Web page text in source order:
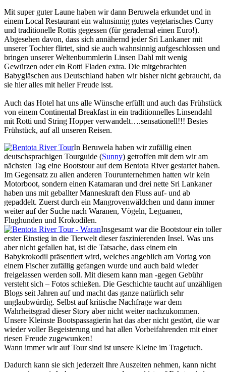
Mit super guter Laune haben wir dann Beruwela erkundet und in
einem Local Restaurant ein wahnsinnig gutes vegetarisches Curry
und traditionelle Rottis gegessen (für gerademal einen Euro!).
Abgesehen davon, dass sich annähernd jeder Sri Lankaner mit
unserer Tochter flirtet, sind sie auch wahnsinnig aufgeschlossen und
bringen unserer Weltenbummlerin Linsen Dahl mit wenig
Gewürzen oder ein Rotti Fladen extra. Die mitgebrachten
Babygläschen aus Deutschland haben wir bisher nicht gebraucht, da
sie hier alles mit heller Freude isst.
Auch das Hotel hat uns alle Wünsche erfüllt und auch das Frühstück
von einem Continental Breakfast in ein traditionnelles Linsendahl
mit Rotti und String Hopper verwandelt….sensationell!!! Bestes
Frühstück, auf all unseren Reisen.
In Beruwela haben wir zufällig einen
deutschsprachigen Tourguide (Sunny) getroffen mit dem wir am
nächsten Tag eine Bootstour auf dem Bentota River gestartet haben.
Im Gegensatz zu allen anderen Tourunternehmen hatten wir kein
Motorboot, sondern einen Katamaran und drei nette Sri Lankaner
haben uns mit geballter Manneskraft den Fluss auf- und ab
gepaddelt. Zuerst durch ein Mangrovenwäldchen und dann immer
weiter auf der Suche nach Waranen, Vögeln, Leguanen,
Flughunden und Krokodilen.
Insgesamt war die Bootstour ein toller
erster Einstieg in die Tierwelt dieser faszinierenden Insel. Was uns
aber nicht gefallen hat, ist die Tatsache, dass einem ein
Babykrokodil präsentiert wird, welches angeblich am Vortag von
einem Fischer zufällig gefangen wurde und auch bald wieder
freigelassen werden soll. Mit diesem kann man -gegen Gebühr
versteht sich – Fotos schießen. Die Geschichte taucht auf unzähligen
Blogs seit Jahren auf und macht das ganze natürlich sehr
unglaubwürdig. Selbst auf kritische Nachfrage war dem
Wahrheitsgrad dieser Story aber nicht weiter nachzukommen.
Unsere Kleinste Bootspassagierin hat das aber nicht gestört, die war
wieder voller Begeisterung und hat allen Vorbeifahrenden mit einer
riesen Freude zugewunken!
Wann immer wir auf Tour sind ist unsere Kleine im Tragetuch.
Dadurch kann sie sich jederzeit Ihre Auszeiten nehmen, kann nicht